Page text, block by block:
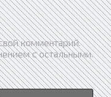
комментарий.
с остальными.